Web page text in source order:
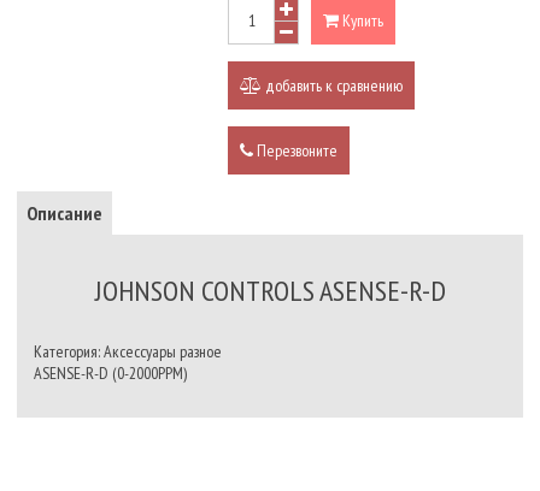
Купить
добавить к сравнению
Перезвоните
Описание
JOHNSON CONTROLS ASENSE-R-D
Категория: Аксессуары разное
ASENSE-R-D (0-2000PPM)